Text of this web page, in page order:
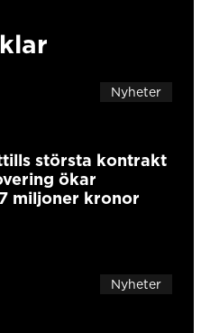
Nyheter
största kontrakt
ökar
miljoner kronor
Nyheter